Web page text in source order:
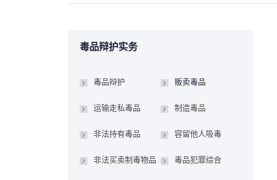
毒品辩护实务
毒品辩护 贩卖毒品
运输走私毒品 制造毒品
非法持有毒品 容留他人吸毒
非法买卖制毒物品 毒品犯罪综合